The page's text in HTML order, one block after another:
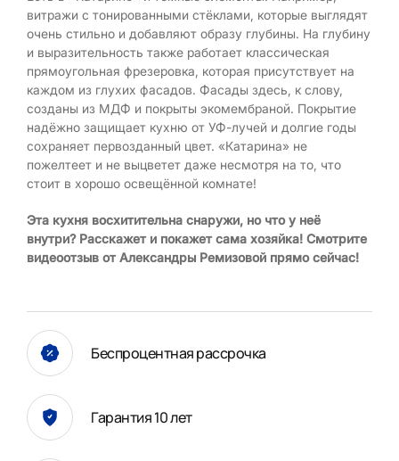
витражи с тонированными стёклами, которые выглядят
очень стильно и добавляют образу глубины. На глубину
и выразительность также работает классическая
прямоугольная фрезеровка, которая присутствует на
каждом из глухих фасадов. Фасады здесь, к слову,
созданы из МДФ и покрыты экомембраной. Покрытие
надёжно защищает кухню от УФ-лучей и долгие годы
сохраняет первозданный цвет. «Катарина» не
пожелтеет и не выцветет даже несмотря на то, что
стоит в хорошо освещённой комнате!
Эта кухня восхитительна снаружи, но что у неё
внутри? Расскажет и покажет сама хозяйка! Смотрите
видеоотзыв от Александры Ремизовой прямо сейчас!
Беспроцентная рассрочка
Гарантия 10 лет